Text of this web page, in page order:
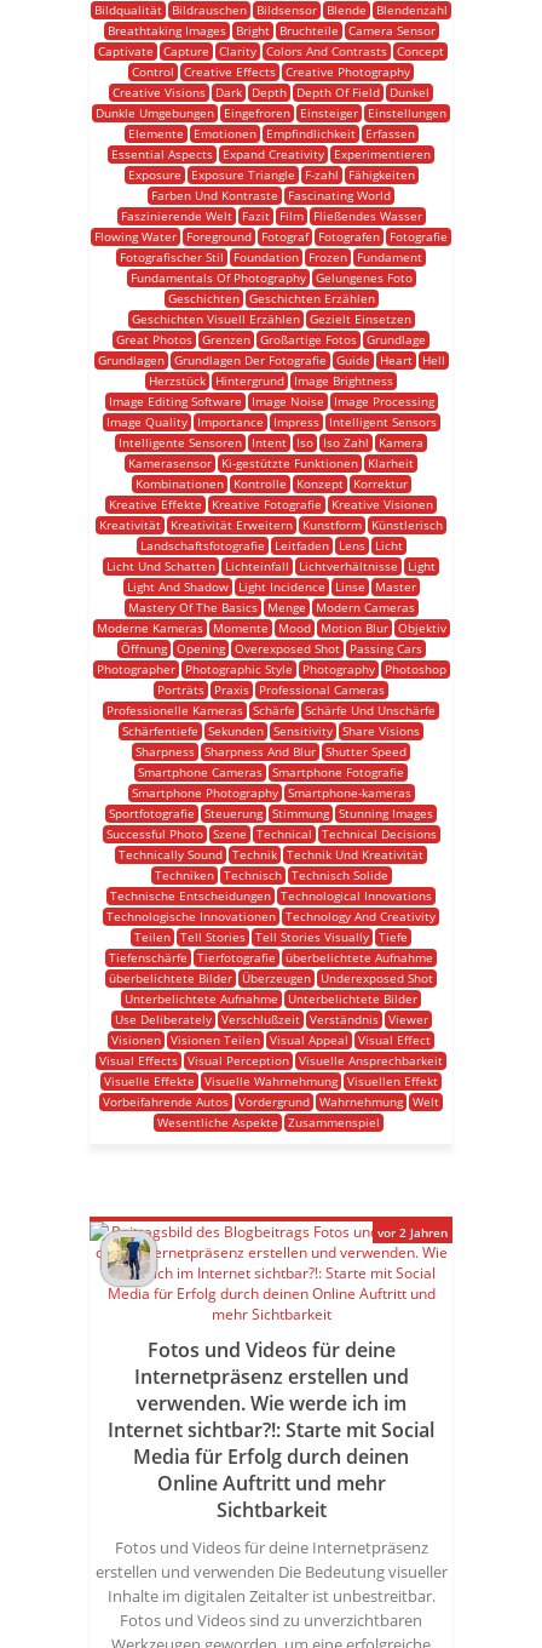
Bildqualität
Bildrauschen Bildsensor Blende
Blendenzahl
Breathtaking Images
Bright Bruchteile
Camera Sensor
Captivate
Capture Clarity Colors And Contrasts Concept
Control
Creative Effects Creative Photography
Creative Visions
Dark Depth Depth Of Field
Dunkel
Dunkle Umgebungen
Eingefroren Einsteiger
Einstellungen
Elemente
Emotionen Empfindlichkeit
Erfassen
Essential Aspects
Expand Creativity
Experimentieren
Exposure
Exposure Triangle F-zahl
Fähigkeiten
Farben Und Kontraste
Fascinating World
Faszinierende Welt
Fazit Film
Fließendes Wasser
Flowing Water
Foreground Fotograf Fotografen
Fotografie
Fotografischer Stil
Foundation Frozen
Fundament
Fundamentals Of Photography
Gelungenes Foto
Geschichten
Geschichten Erzählen
Geschichten Visuell Erzählen
Gezielt Einsetzen
Great Photos Grenzen Großartige Fotos Grundlage
Grundlagen
Grundlagen Der Fotografie Guide Heart
Hell
Herzstück
Hintergrund
Image Brightness
Image Editing Software
Image Noise
Image Processing
Image Quality
Importance Impress
Intelligent Sensors
Intelligente Sensoren
Intent Iso Iso Zahl
Kamera
Kamerasensor
Ki-gestützte Funktionen
Klarheit
Kombinationen
Kontrolle Konzept
Korrektur
Kreative Effekte
Kreative Fotografie
Kreative Visionen
Kreativität
Kreativität Erweitern Kunstform
Künstlerisch
Landschaftsfotografie
Leitfaden Lens
Licht
Licht Und Schatten
Lichteinfall Lichtverhältnisse
Light
Light And Shadow
Light Incidence Linse
Master
Mastery Of The Basics
Menge
Modern Cameras
Moderne Kameras
Momente Mood Motion Blur
Objektiv
Öffnung
Opening Overexposed Shot
Passing Cars
Photographer
Photographic Style Photography
Photoshop
Porträts
Praxis
Professional Cameras
Professionelle Kameras Schärfe
Schärfe Und Unschärfe
Schärfentiefe
Sekunden Sensitivity Share Visions
Sharpness Sharpness And Blur Shutter Speed
Smartphone Cameras Smartphone Fotografie
Smartphone Photography
Smartphone-kameras
Sportfotografie
Steuerung Stimmung Stunning Images
Successful Photo
Szene Technical
Technical Decisions
Technically Sound Technik Technik Und Kreativität
Techniken
Technisch
Technisch Solide
Technische Entscheidungen Technological Innovations
Technologische Innovationen Technology And Creativity
Teilen Tell Stories Tell Stories Visually Tiefe
Tiefenschärfe
Tierfotografie
überbelichtete Aufnahme
überbelichtete Bilder
Überzeugen
Underexposed Shot
Unterbelichtete Aufnahme
Unterbelichtete Bilder
Use Deliberately
Verschlußzeit Verständnis
Viewer
Visionen Visionen Teilen Visual Appeal
Visual Effect
Visual Effects Visual Perception Visuelle Ansprechbarkeit
Visuelle Effekte
Visuelle Wahrnehmung Visuellen Effekt
Vorbeifahrende Autos Vordergrund Wahrnehmung Welt
Wesentliche Aspekte
Zusammenspiel
Fotos und Videos für deine
Internetpräsenz erstellen und
verwenden. Wie werde ich im
Internet sichtbar?!: Starte mit Social
Media für Erfolg durch deinen
Online Auftritt und mehr
Sichtbarkeit
Fotos und Videos für deine Internetpräsenz
erstellen und verwenden Die Bedeutung visueller
Inhalte im digitalen Zeitalter ist unbestreitbar.
Fotos und Videos sind zu unverzichtbaren
vor 2 Jahren